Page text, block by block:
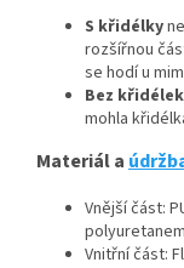
S křidélky
rozšířnou
se hodí u
Bez křidélek
mohla
Materiál a
Vnější část:
Vnitřní část: